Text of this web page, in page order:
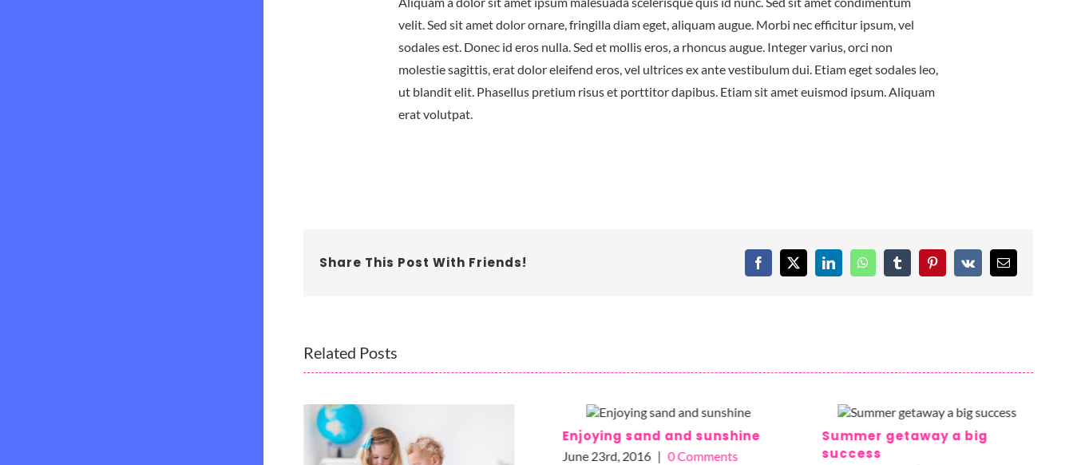
velit. Sed sit amet dolor ornare, fringilla diam eget, aliquam augue. Morbi nec efficitur ipsum, vel
sodales est. Donec id eros nulla. Sed et mollis eros, a rhoncus augue. Integer varius, orci non
molestie sagittis, erat dolor eleifend eros, vel ultrices ex ante vestibulum dui. Etiam eget sodales leo,
ut blandit elit. Phasellus pretium risus et porttitor dapibus. Etiam sit amet euismod ipsum. Aliquam
erat volutpat.
Share This Post With Friends! Facebook
X LinkedInWhatsAppTumblrPinterest
Vk Email
Related Posts
Enjoying sand and sunshine
June 23rd, 2016 | 0 Comments
Summer getaway a big
success